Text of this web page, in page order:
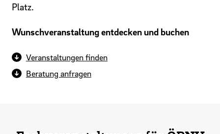
Platz.
Wunschveranstaltung entdecken und buchen
Veranstaltungen finden
Beratung anfragen